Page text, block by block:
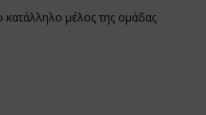
κατάλληλο μέλος της ομάδας